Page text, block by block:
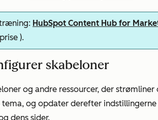
HubSpot Content Hub for
).
skabeloner
og andre ressourcer, der
og opdater derefter
dens sider.